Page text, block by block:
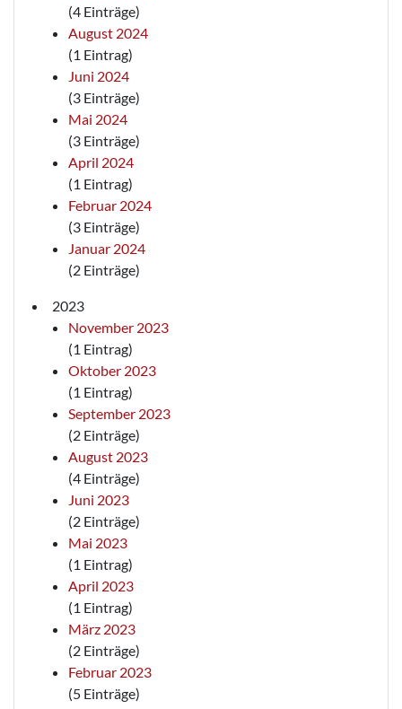
(4 Einträge)
August 2024
(1 Eintrag)
Juni 2024
(3 Einträge)
Mai 2024
(3 Einträge)
April 2024
(1 Eintrag)
Februar 2024
(3 Einträge)
Januar 2024
(2 Einträge)
2023
November 2023
(1 Eintrag)
Oktober 2023
(1 Eintrag)
September 2023
(2 Einträge)
August 2023
(4 Einträge)
Juni 2023
(2 Einträge)
Mai 2023
(1 Eintrag)
April 2023
(1 Eintrag)
März 2023
(2 Einträge)
Februar 2023
(5 Einträge)